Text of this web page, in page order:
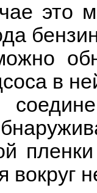
это
в